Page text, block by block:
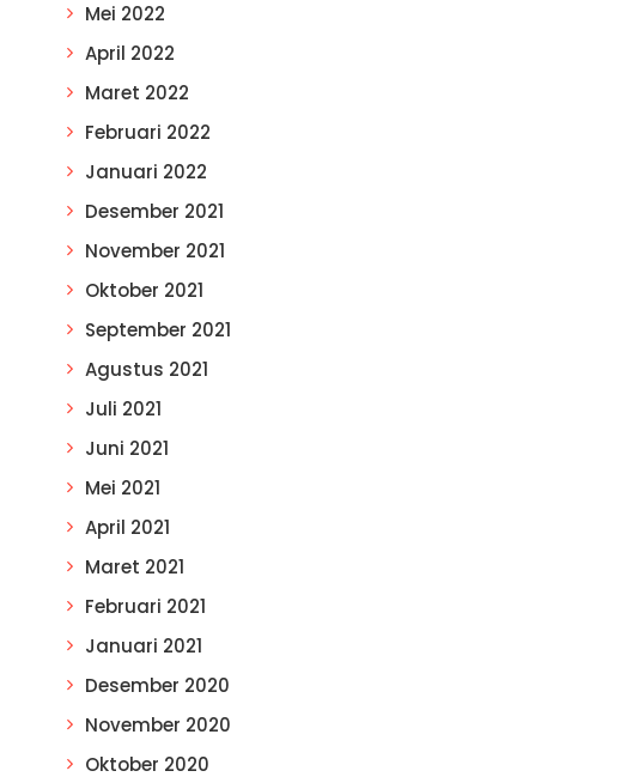
Mei 2022
April 2022
Maret 2022
Februari 2022
Januari 2022
Desember 2021
November 2021
Oktober 2021
September 2021
Agustus 2021
Juli 2021
Juni 2021
Mei 2021
April 2021
Maret 2021
Februari 2021
Januari 2021
Desember 2020
November 2020
Oktober 2020